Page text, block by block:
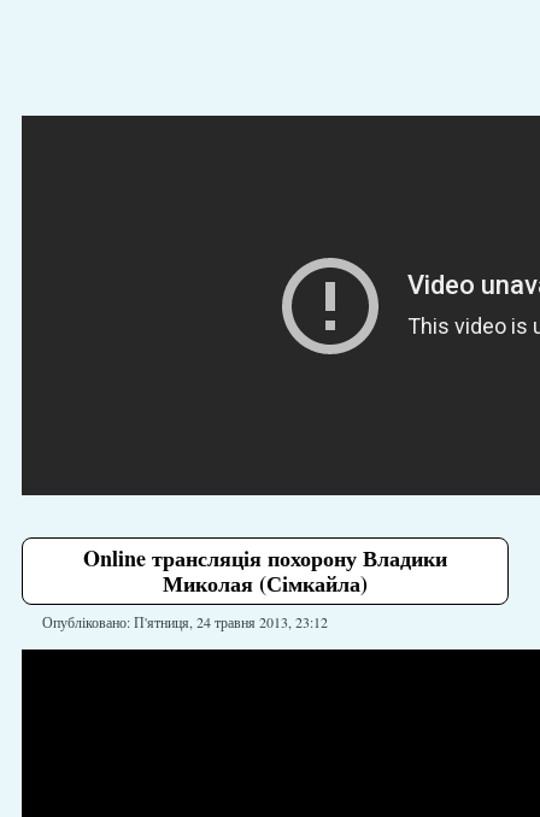
Online трансляція похорону Владики
Миколая (Сімкайла)
Опубліковано: П'ятниця, 24 травня 2013, 23:12